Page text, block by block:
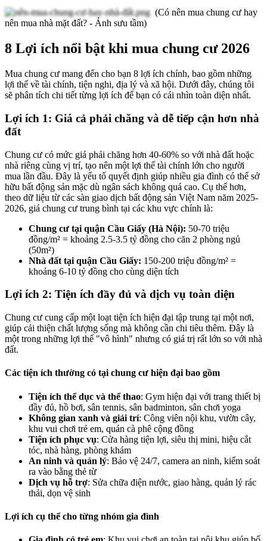
(Có nên mua chung cư hay
nên mua nhà mặt đất? - Ảnh sưu tầm)
8 Lợi ích nổi bật khi mua chung cư 2026
Mua chung cư mang đến cho bạn 8 lợi ích chính, bao gồm những
lợi thế về tài chính, tiện nghi, địa lý và xã hội. Dưới đây, chúng tôi
sẽ phân tích chi tiết từng lợi ích để bạn có cái nhìn toàn diện nhất.
Lợi ích 1: Giá cả phải chăng và dễ tiếp cận hơn nhà
đất
Chung cư có mức giá phải chăng hơn 40-60% so với nhà đất hoặc
nhà riêng cùng vị trí, tạo nên một lợi thế tài chính lớn cho người
mua lần đầu. Đây là yếu tố quyết định giúp nhiều gia đình có thể sở
hữu bất động sản mặc dù ngân sách không quá cao. Cụ thể hơn,
theo dữ liệu từ các sàn giao dịch bất động sản Việt Nam năm 2025-
2026, giá chung cư trung bình tại các khu vực chính là:
Chung cư tại quận Cầu Giấy (Hà Nội): 50-70 triệu
đồng/m² = khoảng 2.5-3.5 tỷ đồng cho căn 2 phòng ngủ
(50m²)
Nhà đất tại quận Cầu Giấy: 150-200 triệu đồng/m² =
khoảng 6-10 tỷ đồng cho cùng diện tích
Lợi ích 2: Tiện ích đầy đủ và dịch vụ toàn diện
Chung cư cung cấp một loạt tiện ích hiện đại tập trung tại một nơi,
giúp cải thiện chất lượng sống mà không cần chi tiêu thêm. Đây là
một trong những lợi thế "vô hình" nhưng có giá trị rất lớn so với nhà
đất.
Các tiện ích thường có tại chung cư hiện đại bao gồm
Tiện ích thể dục và thể thao: Gym hiện đại với trang thiết bị
đầy đủ, hồ bơi, sân tennis, sân badminton, sân chơi yoga
Không gian xanh và giải trí: Công viên nội khu, vườn cây,
khu vui chơi trẻ em, quán cà phê cộng đồng
Tiện ích phục vụ: Cửa hàng tiện lợi, siêu thị mini, hiệu cắt
tóc, nhà hàng, phòng khám
An ninh và quản lý: Bảo vệ 24/7, camera an ninh, kiểm soát
ra vào bằng thẻ từ
Dịch vụ hỗ trợ: Sửa chữa điện nước, giao hàng, quản lý rác
thải, dọn vệ sinh
Lợi ích cụ thể cho từng nhóm gia đình